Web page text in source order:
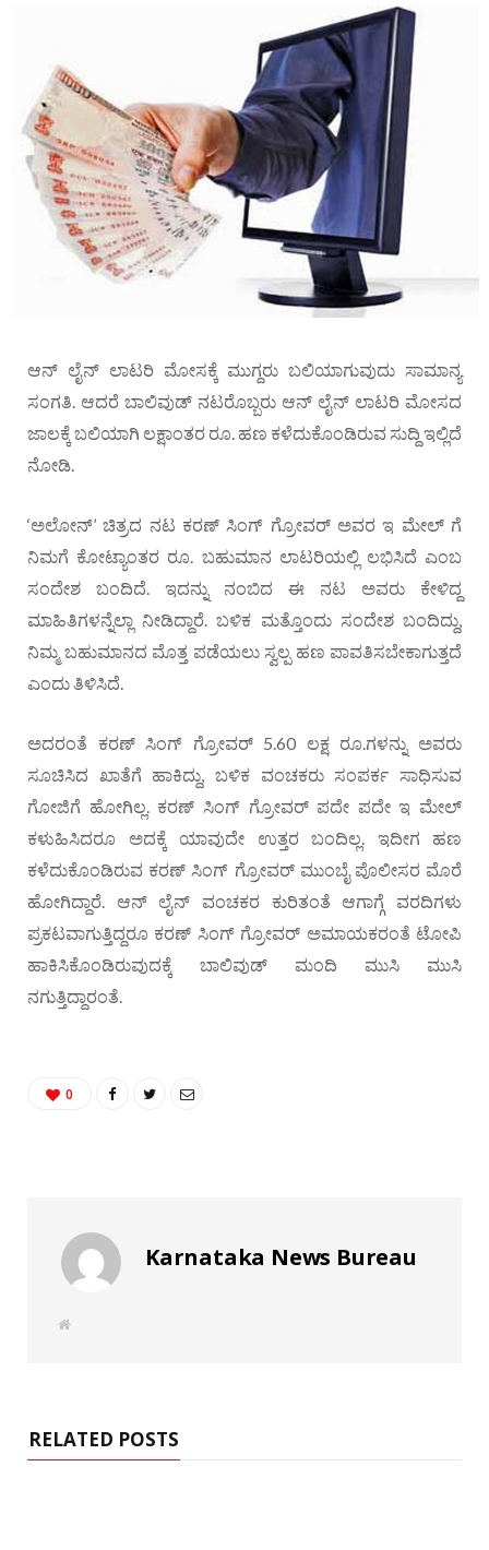
ಆನ್ ಲೈನ್ ಲಾಟರಿ ಮೋಸಕ್ಕೆ ಮುಗ್ದರು ಬಲಿಯಾಗುವುದು ಸಾಮಾನ್ಯ
ಸಂಗತಿ. ಆದರೆ ಬಾಲಿವುಡ್ ನಟರೊಬ್ಬರು ಆನ್ ಲೈನ್ ಲಾಟರಿ ಮೋಸದ
ಜಾಲಕ್ಕೆ ಬಲಿಯಾಗಿ ಲಕ್ಷಾಂತರ ರೂ. ಹಣ ಕಳೆದುಕೊಂಡಿರುವ ಸುದ್ದಿ ಇಲ್ಲಿದೆ
ನೋಡಿ.
‘ಅಲೋನ್’ ಚಿತ್ರದ ನಟ ಕರಣ್ ಸಿಂಗ್ ಗ್ರೋವರ್ ಅವರ ಇ ಮೇಲ್ ಗೆ
ನಿಮಗೆ ಕೋಟ್ಯಾಂತರ ರೂ. ಬಹುಮಾನ ಲಾಟರಿಯಲ್ಲಿ ಲಭಿಸಿದೆ ಎಂಬ
ಸಂದೇಶ ಬಂದಿದೆ. ಇದನ್ನು ನಂಬಿದ ಈ ನಟ ಅವರು ಕೇಳಿದ್ದ
ಮಾಹಿತಿಗಳನ್ನೆಲ್ಲಾ ನೀಡಿದ್ದಾರೆ. ಬಳಿಕ ಮತ್ತೊಂದು ಸಂದೇಶ ಬಂದಿದ್ದು,
ನಿಮ್ಮ ಬಹುಮಾನದ ಮೊತ್ತ ಪಡೆಯಲು ಸ್ವಲ್ಪ ಹಣ ಪಾವತಿಸಬೇಕಾಗುತ್ತದೆ
ಎಂದು ತಿಳಿಸಿದೆ.
ಅದರಂತೆ ಕರಣ್ ಸಿಂಗ್ ಗ್ರೋವರ್ 5.60 ಲಕ್ಷ ರೂ.ಗಳನ್ನು ಅವರು
ಸೂಚಿಸಿದ ಖಾತೆಗೆ ಹಾಕಿದ್ದು, ಬಳಿಕ ವಂಚಕರು ಸಂಪರ್ಕ ಸಾಧಿಸುವ
ಗೋಜಿಗೆ ಹೋಗಿಲ್ಲ. ಕರಣ್ ಸಿಂಗ್ ಗ್ರೋವರ್ ಪದೇ ಪದೇ ಇ ಮೇಲ್
ಕಳುಹಿಸಿದರೂ ಅದಕ್ಕೆ ಯಾವುದೇ ಉತ್ತರ ಬಂದಿಲ್ಲ. ಇದೀಗ ಹಣ
ಕಳೆದುಕೊಂಡಿರುವ ಕರಣ್ ಸಿಂಗ್ ಗ್ರೋವರ್ ಮುಂಬೈ ಪೊಲೀಸರ ಮೊರೆ
ಹೋಗಿದ್ದಾರೆ. ಆನ್ ಲೈನ್ ವಂಚಕರ ಕುರಿತಂತೆ ಆಗಾಗ್ಗೆ ವರದಿಗಳು
ಪ್ರಕಟವಾಗುತ್ತಿದ್ದರೂ ಕರಣ್ ಸಿಂಗ್ ಗ್ರೋವರ್ ಅಮಾಯಕರಂತೆ ಟೋಪಿ
ಹಾಕಿಸಿಕೊಂಡಿರುವುದಕ್ಕೆ ಬಾಲಿವುಡ್ ಮಂದಿ ಮುಸಿ ಮುಸಿ
ನಗುತ್ತಿದ್ದಾರಂತೆ.
0
Karnataka News Bureau
W
RELATED POSTS